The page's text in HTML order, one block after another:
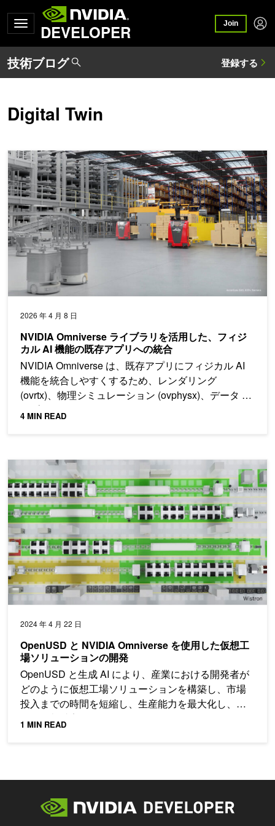
DEVELOPER Join
Digital Twin
2026 年 4 月 8 日
NVIDIA Omniverse ライブラリを活用した、フィジ
カル AI 機能の既存アプリへの統合
NVIDIA Omniverse は、既存アプリにフィジカル AI
機能を統合しやすくするため、レンダリング
(ovrtx)、物理シミュレーション (ovphysx)、データ パ
イプライン (ovstorage) を C API として公開していま
4 MIN READ
NVIDIA Omniverse ライブラリを活用した、フィジカル AI 機能
2024 年 4 月 22 日
OpenUSD と NVIDIA Omniverse を使用した仮想工
場ソリューションの開発
OpenUSD と生成 AI により、産業における開発者が
どのように仮想工場ソリューションを構築し、市場
投入までの時間を短縮し、生産能力を最大化し、コ
ストを削減実現しているかをご覧ください。
1 MIN READ
OpenUSD と NVIDIA Omniverse を使用した仮想工場ソリュー